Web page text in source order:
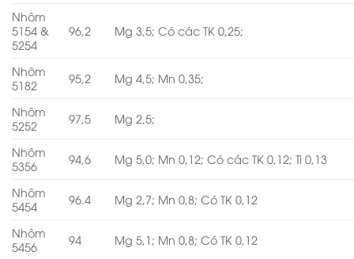
Nhôm
5154 &
5254
96,2 Mg 3,5; Có các TK 0,25;
Nhôm
5182
95,2 Mg 4,5; Mn 0,35;
Nhôm
5252
97,5 Mg 2,5;
Nhôm
5356
94,6 Mg 5,0; Mn 0,12; Có các TK 0,12; Ti 0,13
Nhôm
5454
96.4 Mg 2,7; Mn 0,8; Có TK 0,12
Nhôm
5456
94 Mg 5,1; Mn 0,8; Có TK 0,12